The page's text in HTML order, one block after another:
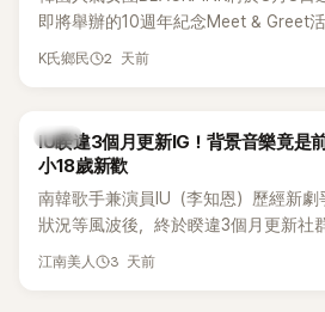
即將舉辦的10週年紀念Meet & Greet
合體。根據韓媒《MyDaily》7日報導，
K氏鄉民 2 天前
韓星
IU睽違3個月更新IG！背景音樂竟是
小18歲新歡
南韓歌手兼演員IU（李知恩）歷經新
狀況等風波後，終於睽違3個月更新社
張近況照，讓大批粉絲又驚又喜。不過
江南美人 3 天前